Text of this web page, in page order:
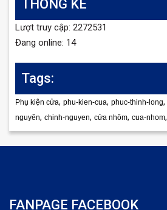
THỐNG KÊ
Lượt truy cập: 2272531
Đang online: 14
Tags:
Phụ kiện cửa, phu-kien-cua, phuc-thinh-long,
nguyên, chinh-nguyen, cửa nhôm, cua-nhom,
FANPAGE FACEBOOK